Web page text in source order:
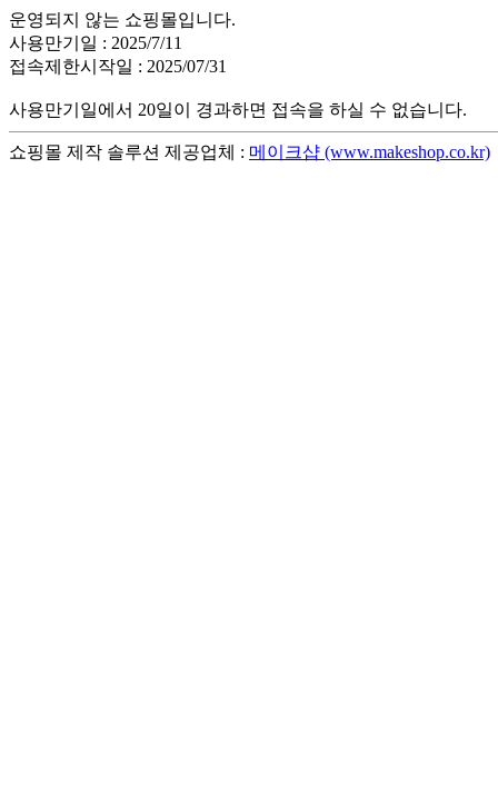
운영되지 않는 쇼핑몰입니다.
사용만기일 : 2025/7/11
접속제한시작일 : 2025/07/31
사용만기일에서 20일이 경과하면 접속을 하실 수 없습니다.
쇼핑몰 제작 솔루션 제공업체 : 메이크샵 (www.makeshop.co.kr)